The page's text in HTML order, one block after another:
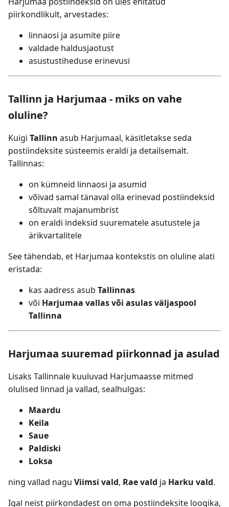
piirkondlikult, arvestades:
linnaosi ja asumite piire
valdade haldusjaotust
asustustiheduse erinevusi
Tallinn ja Harjumaa - miks on vahe
oluline?
Kuigi Tallinn asub Harjumaal, käsitletakse seda
postiindeksite süsteemis eraldi ja detailsemalt.
Tallinnas:
on kümneid linnaosi ja asumid
võivad samal tänaval olla erinevad postiindeksid
sõltuvalt majanumbrist
on eraldi indeksid suurematele asutustele ja
ärikvartalitele
See tähendab, et Harjumaa kontekstis on oluline alati
eristada:
kas aadress asub Tallinnas
või Harjumaa vallas või asulas väljaspool
Tallinna
Harjumaa suuremad piirkonnad ja asulad
Lisaks Tallinnale kuuluvad Harjumaasse mitmed
olulised linnad ja vallad, sealhulgas:
Maardu
Keila
Saue
Paldiski
Loksa
ning vallad nagu Viimsi vald, Rae vald ja Harku vald.
Igal neist piirkondadest on oma postiindeksite loogika,